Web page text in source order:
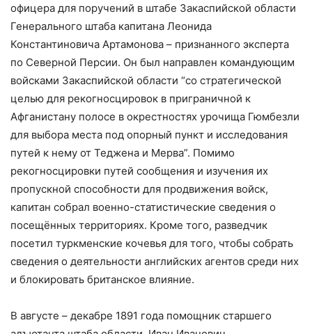
офицера для поручений в штабе Закаспийской области
Генерального штаба капитана Леонида
Константиновича Артамонова – признанного эксперта
по Северной Персии. Он был направлен командующим
войсками Закаспийской области “со стратегической
целью для рекогносцировок в приграничной к
Афганистану полосе в окрестностях урочища Гюмбезли
для выбора места под опорный пункт и исследования
путей к нему от Теджена и Мерва”. Помимо
рекогносцировки путей сообщения и изучения их
пропускной способности для продвижения войск,
капитан собрал военно-статистические сведения о
посещённых территориях. Кроме того, разведчик
посетил туркменские кочевья для того, чтобы собрать
сведения о деятельности английских агентов среди них
и блокировать британское влияние.
В августе – декабре 1891 года помощник старшего